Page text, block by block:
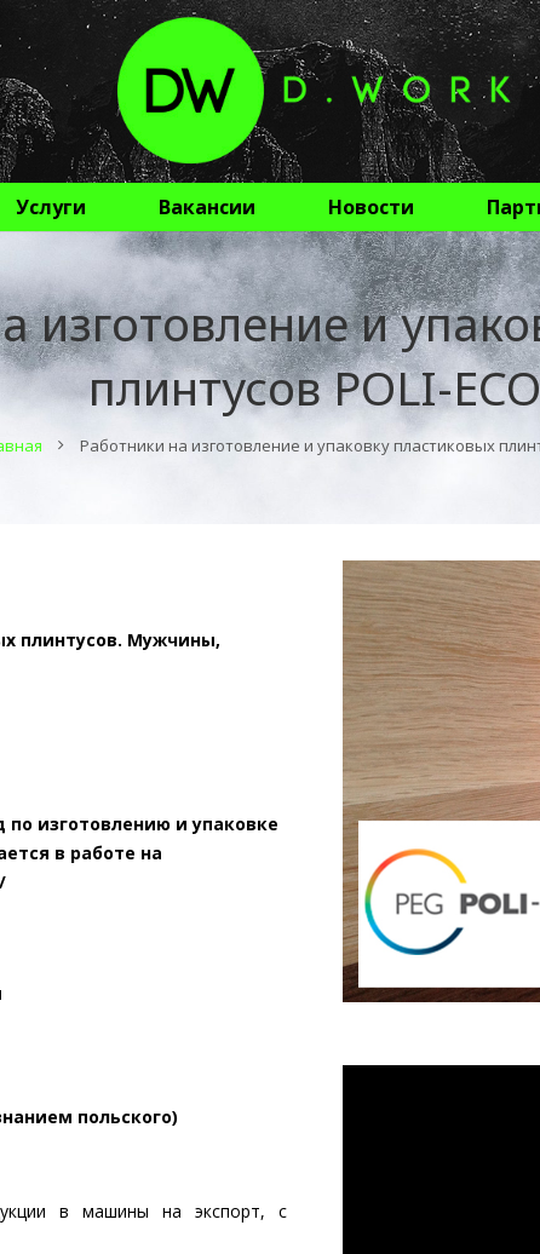
Услуги Вакансии Новости
изготовление и
плинтусов POLI-ECO
Работники на изготовление и упаковку пластиковых
плинтусов. Мужчины,
изготовлению и упаковке
в работе на
польского)
в машины на экспорт, с